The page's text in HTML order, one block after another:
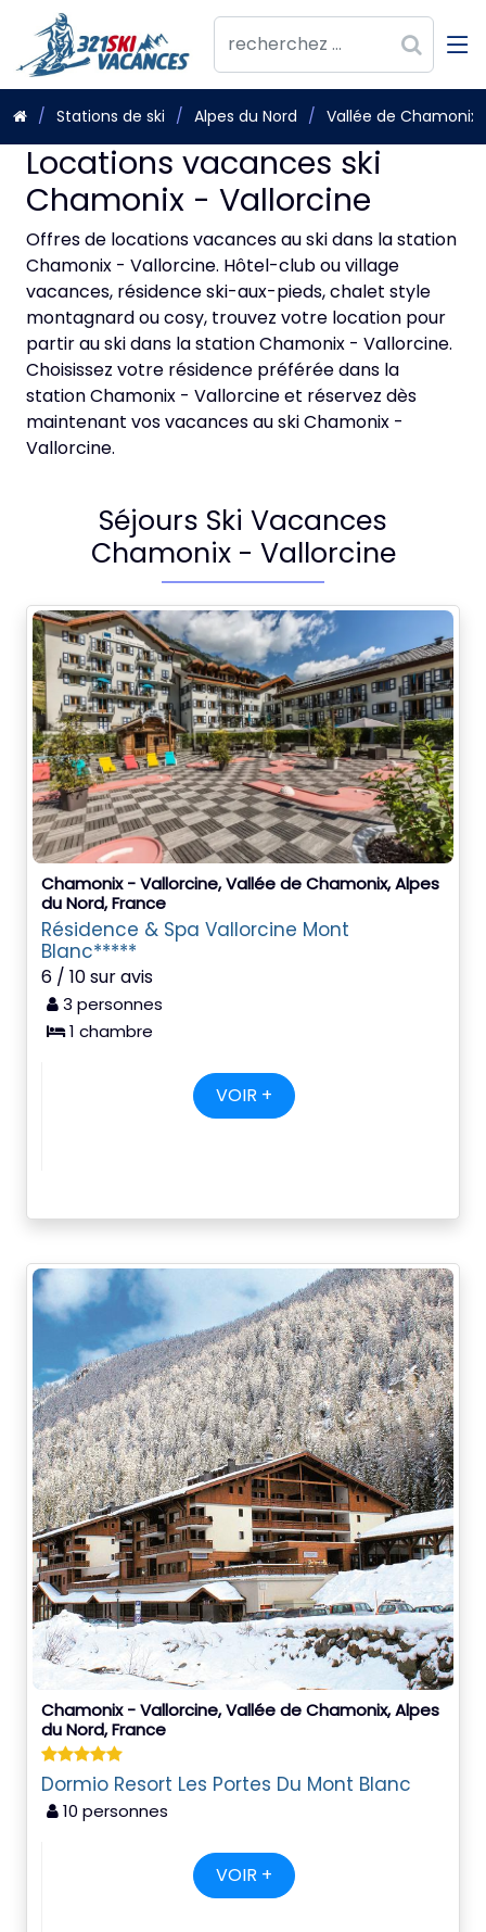
Stations de ski Alpes du Nord Vallée de Chamonix
Locations vacances ski
Chamonix - Vallorcine
Offres de locations vacances au ski dans la station
Chamonix - Vallorcine. Hôtel-club ou village
vacances, résidence ski-aux-pieds, chalet style
montagnard ou cosy, trouvez votre location pour
partir au ski dans la station Chamonix - Vallorcine.
Choisissez votre résidence préférée dans la
station Chamonix - Vallorcine et réservez dès
maintenant vos vacances au ski Chamonix -
Vallorcine.
Séjours Ski Vacances
Chamonix - Vallorcine
Chamonix - Vallorcine, Vallée de Chamonix, Alpes
du Nord, France
Résidence & Spa Vallorcine Mont
Blanc*****
6 / 10 sur avis
3 personnes
1 chambre
VOIR +
Chamonix - Vallorcine, Vallée de Chamonix, Alpes
du Nord, France
Dormio Resort Les Portes Du Mont Blanc
10 personnes
VOIR +